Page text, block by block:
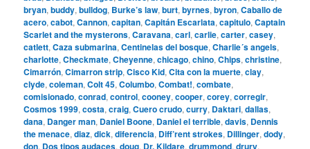
bryan,buddy,bulldog, Burke’s law,burt,byrnes,byron,Caballo de
acero,cabot,Cannon,capitan,Capitán Escarlata,capitulo,Captain
Scarlet and the mysterons,Caravana,carl,carlie,carter,casey,
catlett,Caza submarina,Centinelas del bosque,Charlie´s angels,
charlotte,Checkmate,Cheyenne,chicago,chino,Chips,christine,
Cimarrón,Cimarron strip,Cisco Kid,Cita con la muerte,clay,
clyde,coleman,Colt 45,Columbo,Combat!,combate,
comisionado,conrad,control,cooney,cooper,corey,corregir,
Cosmos 1999,costa,craig,Cuero crudo,curry, Daktari,dallas,
dana, Danger man, Daniel Boone, Daniel el terrible,davis, Dennis
the menace,diaz,dick,diferencia, Diff’rent strokes, Dillinger,dody,
don, Dos tipos audaces,doug, Dr. Kildare,drummond,drury,